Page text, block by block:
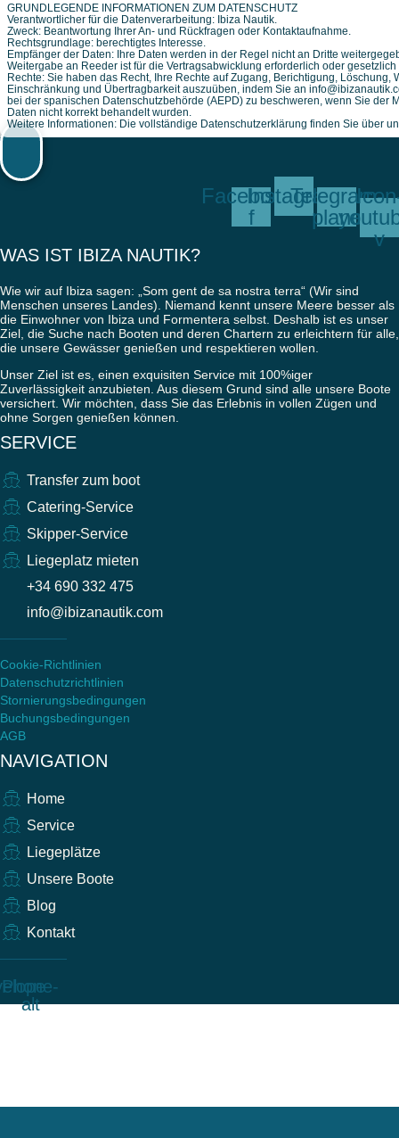
GRUNDLEGENDE INFORMATIONEN ZUM DATENSCHUTZ
Verantwortlicher für die Datenverarbeitung: Ibiza Nautik.
Zweck: Beantwortung Ihrer An- und Rückfragen oder Kontaktaufnahme.
Rechtsgrundlage: berechtigtes Interesse.
Empfänger der Daten: Ihre Daten werden in der Regel nicht an Dritte
Weitergabe an Reeder ist für die Vertragsabwicklung erforderlich oder
Rechte: Sie haben das Recht, Ihre Rechte auf Zugang, Berichtigung, Löschung,
Einschränkung und Übertragbarkeit auszuüben, indem Sie an
bei der spanischen Datenschutzbehörde (AEPD) zu beschweren, wenn Sie der
Daten nicht korrekt behandelt wurden.
Weitere Informationen: Die vollständige Datenschutzerklärung finden Sie über
Facebook-
f
Instagram
Telegram-
plane
v
WAS IST IBIZA NAUTIK?
Wie wir auf Ibiza sagen: „Som gent de sa nostra terra“ (Wir sind
Menschen unseres Landes). Niemand kennt unsere Meere besser als
die Einwohner von Ibiza und Formentera selbst. Deshalb ist es unser
Ziel, die Suche nach Booten und deren Chartern zu erleichtern für alle,
die unsere Gewässer genießen und respektieren wollen.
Unser Ziel ist es, einen exquisiten Service mit 100%iger
Zuverlässigkeit anzubieten. Aus diesem Grund sind alle unsere Boote
versichert. Wir möchten, dass Sie das Erlebnis in vollen Zügen und
ohne Sorgen genießen können.
SERVICE
Transfer zum boot
Catering-Service
Skipper-Service
Liegeplatz mieten
+34 690 332 475
info@ibizanautik.com
Cookie-Richtlinien
Datenschutzrichtlinien
Stornierungsbedingungen
Buchungsbedingungen
AGB
NAVIGATION
Home
Service
Liegeplätze
Unsere Boote
Blog
Kontakt
Phone-
alt